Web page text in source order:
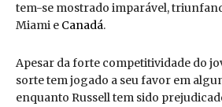
tem-se mostrado imparável,
Miami e Canadá.
Apesar da forte competitividade do
sorte tem jogado a seu favor em
enquanto Russell tem sido